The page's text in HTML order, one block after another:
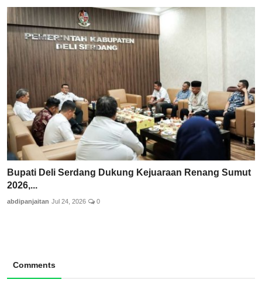
Bupati Deli Serdang Dukung Kejuaraan Renang Sumut
2026,...
abdipanjaitan Jul 24, 2026 0
Comments